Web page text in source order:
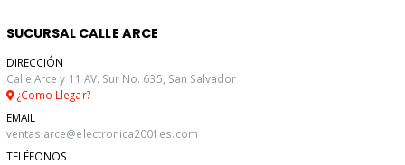
SUCURSAL CALLE ARCE
DIRECCIÓN
Calle Arce y 11 AV. Sur No. 635, San Salvador
¿Como Llegar?
EMAIL
ventas.arce@electronica2001es.com
TELÉFONOS